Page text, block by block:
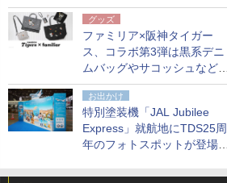
開発
グッズ
ファミリア×阪神タイガー
ス、コラボ第3弾は黒系デニ
ムバッグやサコッシュなど6
点。8月21日オンラインスト
アで発売
お出かけ
特別塗装機「JAL Jubilee
Express」就航地にTDS25周
年のフォトスポットが登場。